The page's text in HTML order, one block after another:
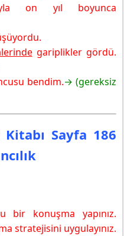
on yıl boyunca
gariplikler gördü.
bendim.→ (gereksiz
Kitabı Sayfa 186
bir konuşma yapınız.
stratejisini uygulayınız.